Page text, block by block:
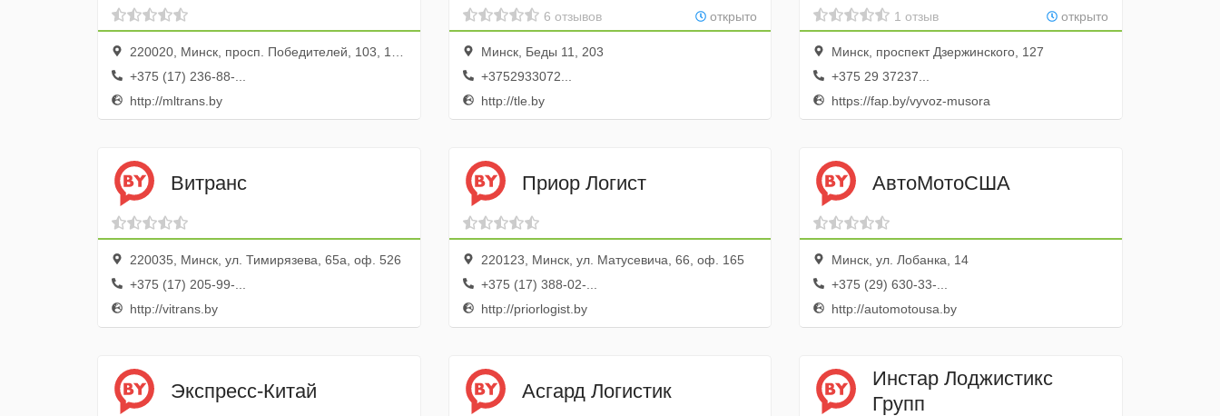
220020, Минск, просп. Победителей, 103, 1314
+375 (17) 236-88-...
http://mltrans.by
открыто
6 отзывов
Минск, Беды 11, 203
+3752933072...
http://tle.by
контейнеров 8 - 27 м3
ВторТехноТорг
открыто
1 отзыв
Минск, проспект Дзержинского, 127
+375 29 37237...
https://fap.by/vyvoz-musora
Витранс
220035, Минск, ул. Тимирязева, 65а, оф. 526
+375 (17) 205-99-...
http://vitrans.by
Приор Логист
220123, Минск, ул. Матусевича, 66, оф. 165
+375 (17) 388-02-...
http://priorlogist.by
АвтоМотоСША
Минск, ул. Лобанка, 14
+375 (29) 630-33-...
http://automotousa.by
Экспресс-Китай Асгард Логистик
Инстар Лоджистикс
Групп